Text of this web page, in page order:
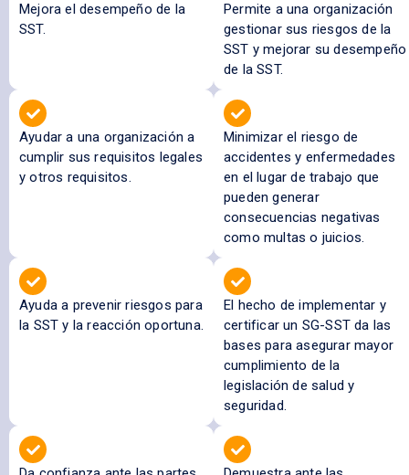
Mejora el desempeño de la
SST.
Permite a una organización
gestionar sus riesgos de la
SST y mejorar su desempeño
de la SST.
Ayudar a una organización a
cumplir sus requisitos legales
y otros requisitos.
Minimizar el riesgo de
accidentes y enfermedades
en el lugar de trabajo que
pueden generar
consecuencias negativas
como multas o juicios.
Ayuda a prevenir riesgos para
la SST y la reacción oportuna.
El hecho de implementar y
certificar un SG-SST da las
bases para asegurar mayor
cumplimiento de la
legislación de salud y
seguridad.